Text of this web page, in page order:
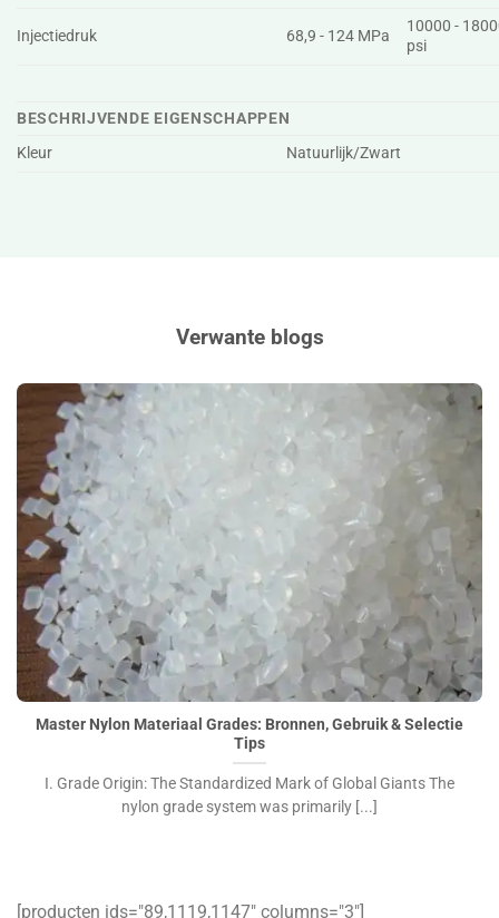
Injectiedruk 68,9 - 124 MPa
10000 -
psi
BESCHRIJVENDE EIGENSCHAPPEN
Kleur
Natuurlijk/Zwart
Verwante blogs
Master Nylon Materiaal Grades: Bronnen, Gebruik &
Selectie Tips">
Master Nylon Materiaal Grades: Bronnen, Gebruik & Selectie
Tips
I. Grade Origin: The Standardized Mark of Global Giants The
nylon grade system was primarily [...]
[producten ids="89,1119,1147″ columns="3″]